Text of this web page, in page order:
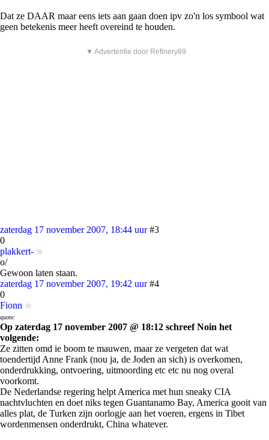
Dat ze DAAR maar eens iets aan gaan doen ipv zo'n los symbool wat
geen betekenis meer heeft overeind te houden.
▼ Advertentie door Refinery89
zaterdag 17 november 2007, 18:44 uur #3
0
plakkert-
o/
Gewoon laten staan.
zaterdag 17 november 2007, 19:42 uur #4
0
Fionn
quote:
Op zaterdag 17 november 2007 @ 18:12 schreef Noin het
volgende:
Ze zitten omd ie boom te mauwen, maar ze vergeten dat wat
toendertijd Anne Frank (nou ja, de Joden an sich) is overkomen,
onderdrukking, ontvoering, uitmoording etc etc nu nog overal
voorkomt.
De Nederlandse regering helpt America met hun sneaky CIA
nachtvluchten en doet niks tegen Guantanamo Bay, America gooit van
alles plat, de Turken zijn oorlogje aan het voeren, ergens in Tibet
wordenmensen onderdrukt, China whatever.